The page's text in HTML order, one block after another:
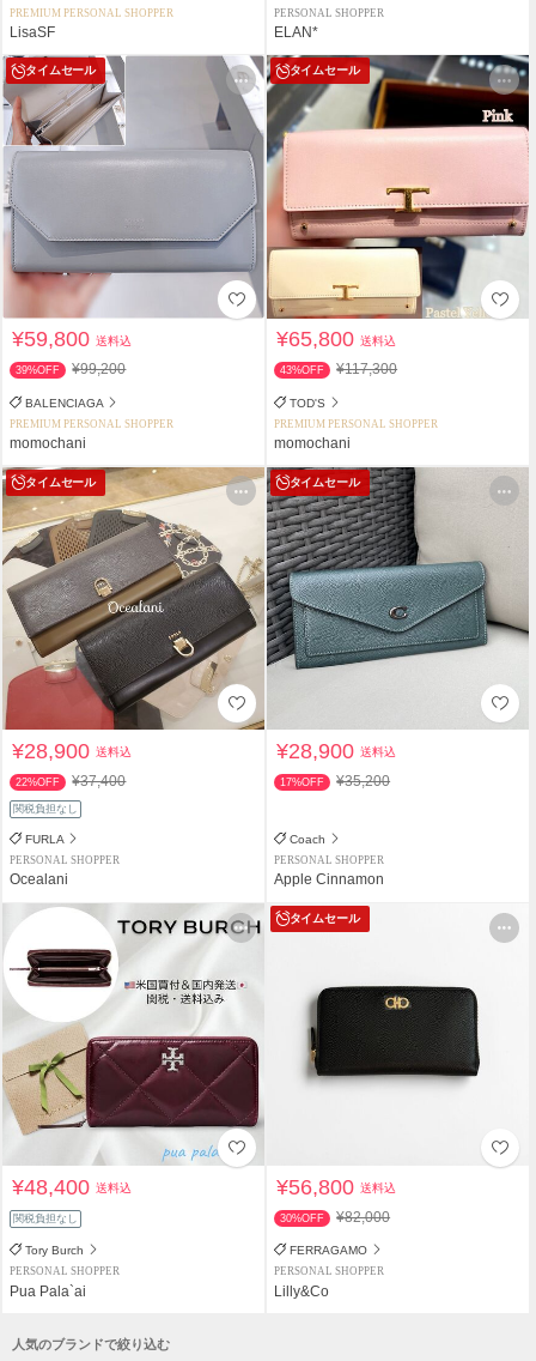
PREMIUM PERSONAL SHOPPER
LisaSF
PERSONAL SHOPPER
ELAN*
タイムセール
¥59,800送料込
39%OFF ¥99,200
BALENCIAGA
PREMIUM PERSONAL SHOPPER
momochani
タイムセール
¥65,800送料込
43%OFF ¥117,300
TOD'S
PREMIUM PERSONAL SHOPPER
momochani
タイムセール
¥28,900送料込
22%OFF ¥37,400
関税負担なし
FURLA
PERSONAL SHOPPER
Ocealani
タイムセール
¥28,900送料込
17%OFF ¥35,200
Coach
PERSONAL SHOPPER
Apple Cinnamon
¥48,400送料込
関税負担なし
Tory Burch
PERSONAL SHOPPER
Pua Pala`ai
タイムセール
¥56,800送料込
30%OFF ¥82,000
FERRAGAMO
PERSONAL SHOPPER
Lilly&Co
人気のブランドで絞り込む